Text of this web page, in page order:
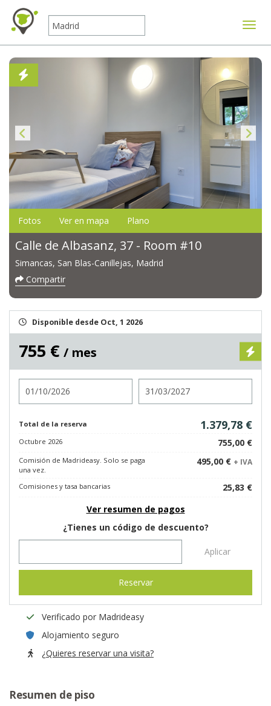
Fotos Ver en mapa Plano
Calle de Albasanz, 37 - Room #10
Simancas, San Blas-Canillejas, Madrid
Compartir
Disponible desde Oct, 1 2026
755 € / mes
Total de la reserva 1.379,78 €
Octubre 2026 755,00 €
Comisión de Madrideasy. Solo se paga
una vez.
495,00 € + IVA
Comisiones y tasa bancarias
25,83 €
Ver resumen de pagos
¿Tienes un código de descuento?
Aplicar
Reservar
Verificado por Madrideasy
Alojamiento seguro
¿Quieres reservar una visita?
Resumen de piso